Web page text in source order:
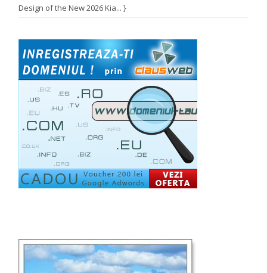
Design of the New 2026 Kia... }